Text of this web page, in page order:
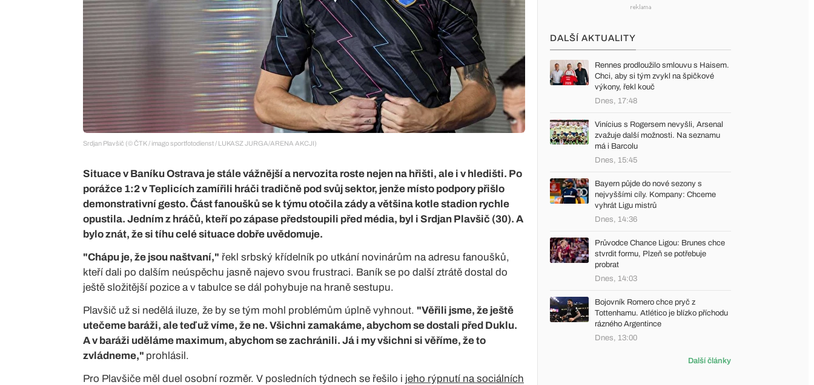
Srdjan Plavšič (© ČTK / imago sportfotodienst / LUKASZ JURGA/ARENA AKCJI)
Situace v Baníku Ostrava je stále vážnější a nervozita roste nejen na hřišti, ale i v hledišti. Po
porážce 1:2 v Teplicích zamířili hráči tradičně pod svůj sektor, jenže místo podpory přišlo
demonstrativní gesto. Část fanoušků se k týmu otočila zády a většina kotle stadion rychle
opustila. Jedním z hráčů, kteří po zápase předstoupili před média, byl i Srdjan Plavšič (30). A
bylo znát, že si tíhu celé situace dobře uvědomuje.
"Chápu je, že jsou naštvaní," řekl srbský křídelník po utkání novinárům na adresu fanoušků,
kteří dali po dalším neúspěchu jasně najevo svou frustraci. Baník se po další ztrátě dostal do
ještě složitější pozice a v tabulce se dál pohybuje na hraně sestupu.
Plavšič už si nedělá iluze, že by se tým mohl problémům úplně vyhnout. "Věřili jsme, že ještě
utečeme baráži, ale teď už víme, že ne. Všichni zamakáme, abychom se dostali před Duklu.
A v baráži uděláme maximum, abychom se zachránili. Já i my všichni si věříme, že to
zvládneme," prohlásil.
Pro Plavšiče měl duel osobní rozměr. V posledních týdnech se řešilo i jeho rýpnutí na sociálních
DALŠÍ AKTUALITY
Rennes prodloužilo smlouvu s Haisem.
Chci, aby si tým zvykl na špičkové
výkony, řekl kouč
Dnes, 17:48
Vinícius s Rogersem nevyšli, Arsenal
zvažuje další možnosti. Na seznamu
má i Barcolu
Dnes, 15:45
Bayern půjde do nové sezony s
nejvyššími cíly. Kompany: Chceme
vyhrát Ligu mistrů
Dnes, 14:36
Průvodce Chance Ligou: Brunes chce
stvrdit formu, Plzeň se potřebuje
probrat
Dnes, 14:03
Bojovník Romero chce pryč z
Tottenhamu. Atlético je blízko příchodu
rázného Argentince
Dnes, 13:00
Další články